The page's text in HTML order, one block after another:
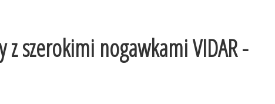
z szerokimi nogawkami VIDAR -